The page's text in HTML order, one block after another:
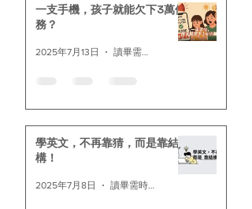
一支手機，孩子就能欠下3萬債
務？
2025年7月13日
學英文，不再靠猜，而是靠結
構！
2025年7月8日